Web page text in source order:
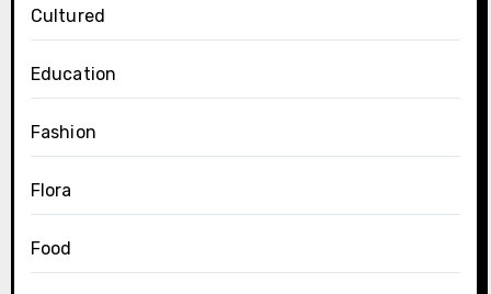
Cultured
Education
Fashion
Flora
Food